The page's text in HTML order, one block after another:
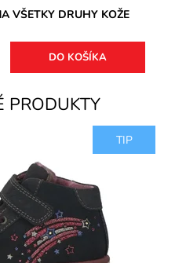
VŠETKY DRUHY KOŽE
PRODUKTY
TIP
aj vložky mierne zateplené.
a zapínaním na jeden